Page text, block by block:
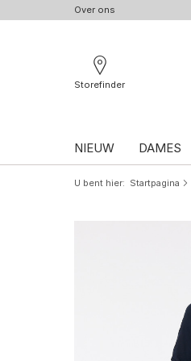
Over ons
Storefinder
NIEUW DAMES
U bent hier Startpagina